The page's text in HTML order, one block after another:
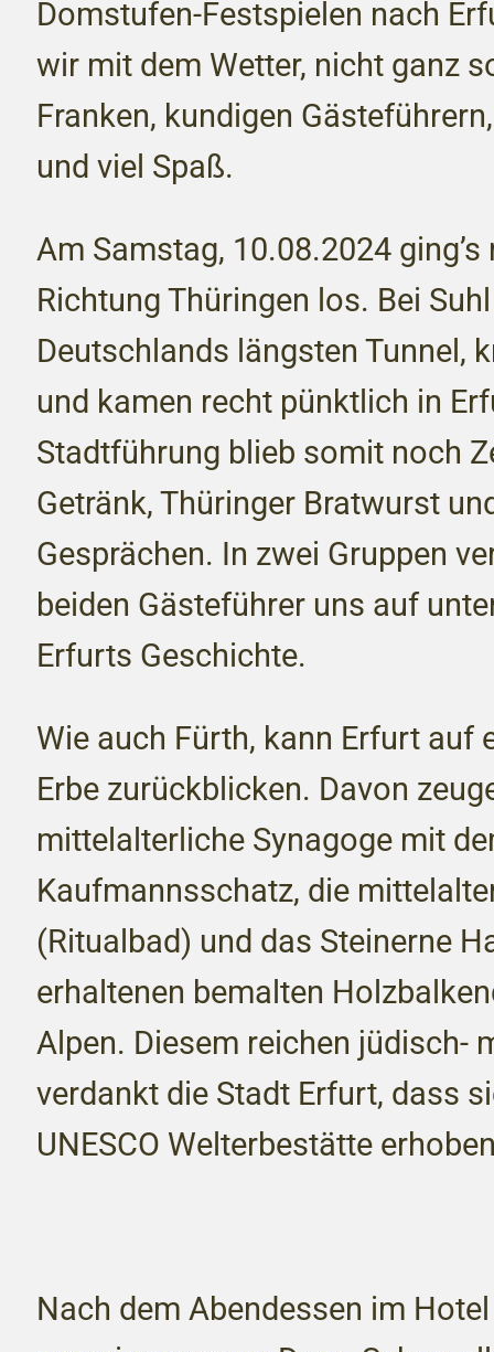
Domstufen-Festspielen nach
wir mit dem Wetter, nicht ganz
Franken, kundigen
und viel Spaß.
Am Samstag, 10.08.2024
Richtung Thüringen los. Bei
Deutschlands längsten Tunnel,
und kamen recht pünktlich in
Stadtführung blieb somit noch
Getränk, Thüringer Bratwurst
Gesprächen. In zwei Gruppen
beiden Gästeführer uns auf
Erfurts Geschichte.
Wie auch Fürth, kann Erfurt auf
Erbe zurückblicken. Davon
mittelalterliche Synagoge mit
Kaufmannsschatz, die
(Ritualbad) und das Steinerne
erhaltenen bemalten
Alpen. Diesem reichen jüdisch-
verdankt die Stadt Erfurt, dass
UNESCO Welterbestätte
Nach dem Abendessen im